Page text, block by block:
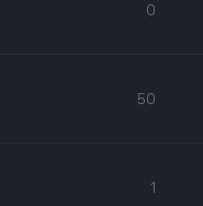
0
50
1